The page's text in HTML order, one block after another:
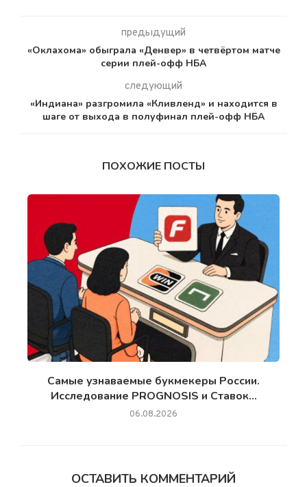
предыдущий
«Оклахома» обыграла «Денвер» в четвёртом матче
серии плей-офф НБА
следующий
«Индиана» разгромила «Кливленд» и находится в
шаге от выхода в полуфинал плей-офф НБА
ПОХОЖИЕ ПОСТЫ
Самые узнаваемые букмекеры России.
Исследование PROGNOSIS и Ставок...
06.08.2026
ОСТАВИТЬ КОММЕНТАРИЙ